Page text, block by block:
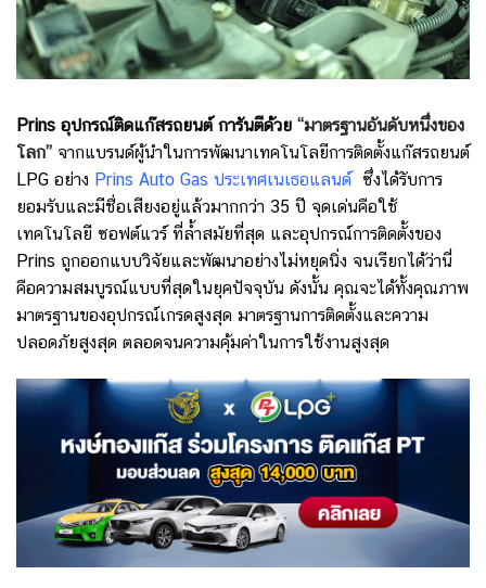
Prins อุปกรณ์ติดแก๊สรถยนต์ การันตีด้วย “มาตรฐานอันดับหนึ่งของ
โลก” จากแบรนด์ผู้นำในการพัฒนาเทคโนโลยีการติดตั้งแก๊สรถยนต์
LPG อย่าง Prins Auto Gas ประเทศเนเธอแลนด์ ซึ่งได้รับการ
ยอมรับและมีชื่อเสียงอยู่แล้วมากกว่า 35 ปี จุดเด่นคือใช้
เทคโนโลยี ซอฟต์แวร์ ที่ล้ำสมัยที่สุด และอุปกรณ์การติดตั้งของ
Prins ถูกออกแบบวิจัยและพัฒนาอย่างไม่หยุดนิ่ง จนเรียกได้ว่านี่
คือความสมบูรณ์แบบที่สุดในยุคปัจจุบัน ดังนั้น คุณจะได้ทั้งคุณภาพ
มาตรฐานของอุปกรณ์เกรดสูงสุด มาตรฐานการติดตั้งและความ
ปลอดภัยสูงสุด ตลอดจนความคุ้มค่าในการใช้งานสูงสุด